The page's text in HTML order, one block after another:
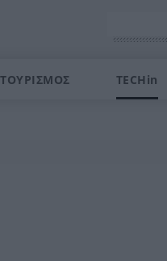
ΤΟΥΡΙΣΜΟΣ TECHin